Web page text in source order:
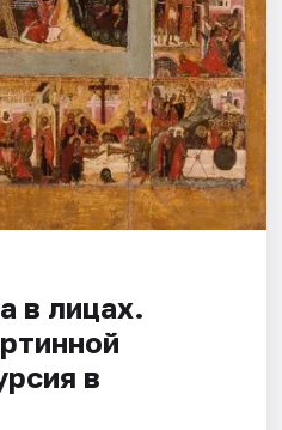
в лицах.
в